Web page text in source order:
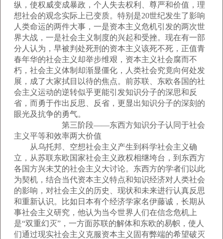
纵，使权威变成暴政，个人失去权利、尊严和价值，理
想社会的观念实际上已变质。特别是20世纪发生了影响
人类命运的两件大事，一是资本主义危机引发的两次世
界大战，一是社会主义制度的兴起和受挫。现在有一部
分人认为，早被判处死刑的资本主义该死不死，正值青
春年华的社会主义却举步维艰，资本主义社会腐而不
朽，社会主义体制却渐显僵化，人类社会究竟向何处发
展，成了大家拭目以待的焦点。前苏联、东欧各国的社
会主义运动的逆转似乎更能引发知识分子的深思和反
省，而勇于作出反思、反省，更显出知识分子的深刻的
眼光及抗争的勇气。
第三阶段——东西方知识分子认同于社会
主义平等和效率两大价值
从乌托邦、空想社会主义产生到科学社会主义确
立，从苏联东欧国家社会主义政权相继垮台，到东西方
各国方兴未艾的社会主义大讨论。东西方的学者们以此
为契机，结合当代资本主义特点和知识经济对人类社会
的影响，对社会主义的历史、现状和未来进行认真反思
和重新认识。比如日本有个经济学家名伊藤诚，长期从
事社会主义研究，他认为当今世界人们在信念危机上
是“双重幻灭”，一方面苏联的解体和东欧的易帜，使人
们通过现实社会主义克服资本主义固有弊端的希望破灭